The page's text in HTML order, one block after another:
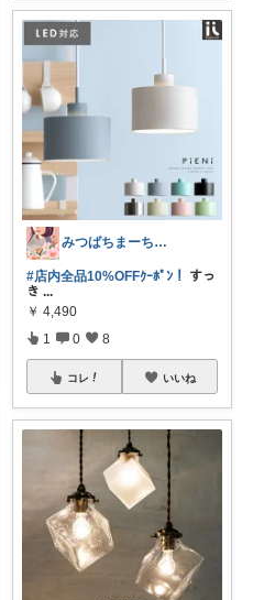
みつばちまーちᵀᴴᴬᴺᴷ ᵞᴼᵁ ◡̈*
#店内全品10%OFFｸｰﾎﾟﾝ！ すっ
き ...
￥ 4,490
1 0 8
コレ いいね